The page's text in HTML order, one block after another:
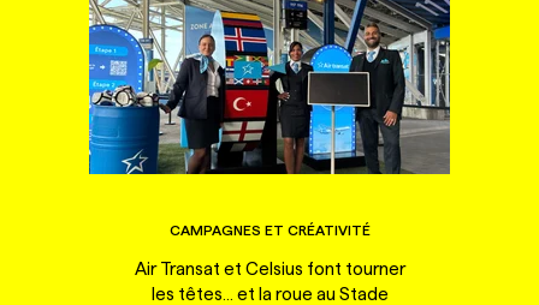
CAMPAGNES ET CRÉATIVITÉ
Air Transat et Celsius font tourner
les têtes... et la roue au Stade